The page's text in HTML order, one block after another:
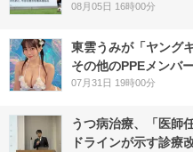
08月05日 16時00分
東雲うみが「ヤング
その他のPPEメンバ
07月31日 19時00分
うつ病治療、「医師
ドラインが示す診療